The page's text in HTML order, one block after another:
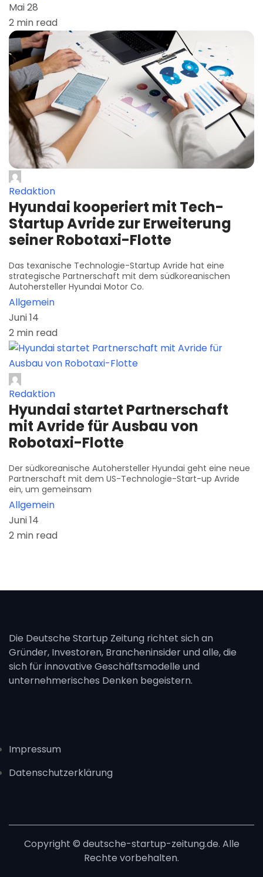
Mai 28
2 min read
Redaktion
Hyundai kooperiert mit Tech-
Startup Avride zur Erweiterung
seiner Robotaxi-Flotte
Das texanische Technologie-Startup Avride hat eine
strategische Partnerschaft mit dem südkoreanischen
Autohersteller Hyundai Motor Co.
Allgemein
Juni 14
2 min read
Redaktion
Hyundai startet Partnerschaft
mit Avride für Ausbau von
Robotaxi-Flotte
Der südkoreanische Autohersteller Hyundai geht eine neue
Partnerschaft mit dem US-Technologie-Start-up Avride
ein, um gemeinsam
Allgemein
Juni 14
2 min read
Die Deutsche Startup Zeitung richtet sich an
Gründer, Investoren, Brancheninsider und alle, die
sich für innovative Geschäftsmodelle und
unternehmerisches Denken begeistern.
Impressum
Datenschutzerklärung
Copyright © deutsche-startup-zeitung.de. Alle
Rechte vorbehalten.